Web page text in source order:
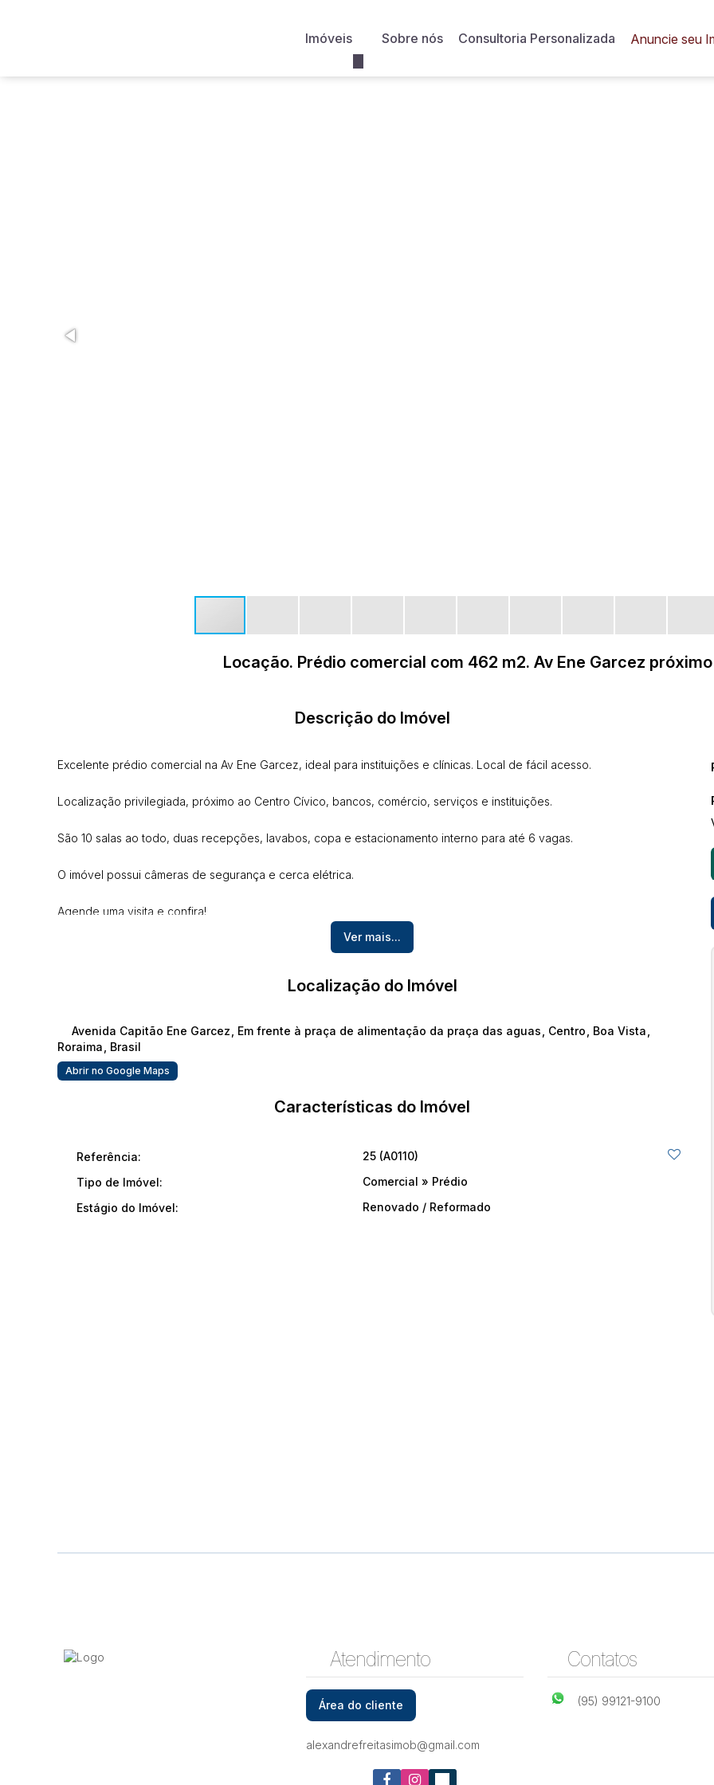
Anuncie seu
Consultoria Personalizada
Sobre nós
Imóveis
Locação. Prédio comercial com 462 m2. Av Ene Garcez
Descrição do Imóvel
Excelente prédio comercial na Av Ene Garcez, ideal para instituições e clínicas. Local de fácil acesso.
Localização privilegiada, próximo ao Centro Cívico, bancos, comércio, serviços e instituições.
São 10 salas ao todo, duas recepções, lavabos, copa e estacionamento interno para até 6 vagas.
O imóvel possui câmeras de segurança e cerca elétrica.
Agende uma visita e confira!
Para mais informações, entrar em contato com Alexandre Freitas Imob. Creci RR 450 J. Fone: (95) 99121-9100
Ver mais...
Localização do Imóvel
Avenida Capitão Ene Garcez Em frente à praça de alimentação da praça das aguas Centro Boa Vista
Roraima
Brasil
Abrir no Google Maps
Características do Imóvel
Referência: 25 (A0110)
Tipo de Imóvel:
Comercial » Prédio
Estágio do Imóvel:
Renovado / Reformado
Atendimento
Área do cliente
alexandrefreitasimob@gmail.com
Contatos
(95) 99121-9100